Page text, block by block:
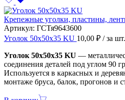
Крепежные уголки, пластины,
Артикул: ГСТя9643600
Уголок 50х50х35 KU 10,00 ₽ / за шт.
Уголок 50х50х35 KU —
соединения деталей под углом 90
Используется в каркасных и
монтаже бруса, балок, прогонов и